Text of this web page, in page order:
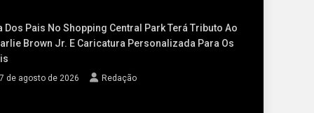
Dos Pais No Shopping Central Park Terá Tributo Ao
Brown Jr. E Caricatura Personalizada Para Os
7 de agosto de 2026 Redação